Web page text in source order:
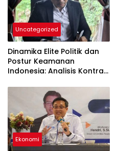
Uncategorized
Dinamika Elite Politik dan
Postur Keamanan
Indonesia: Analisis Kontra-
Ekonomi